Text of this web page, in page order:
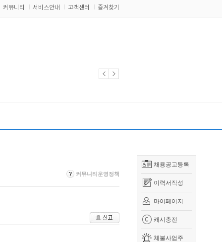
커뮤니티 서비스안내 고객센터 즐겨찾기
채용공고등록
이력서작성
마이페이지
캐시충전
체불사업주
커뮤니티운영정책